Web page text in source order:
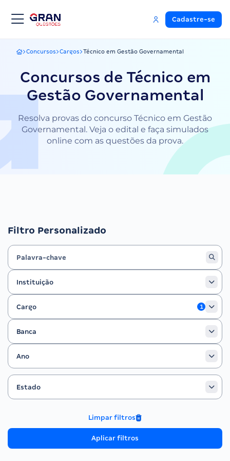
Cadastre-se
Gran Questões
Concursos Cargos Técnico em Gestão Governamental
Concursos de Técnico em
Gestão Governamental
Resolva provas do concurso Técnico em Gestão
Governamental. Veja o edital e faça simulados
online com as questões da prova.
Filtro Personalizado
Instituição
Instituição
Cargo
Cargo
1
Banca
Banca
Ano
Ano
Filtrar por Estado
Estado
Estado
Limpar filtros
Aplicar filtros